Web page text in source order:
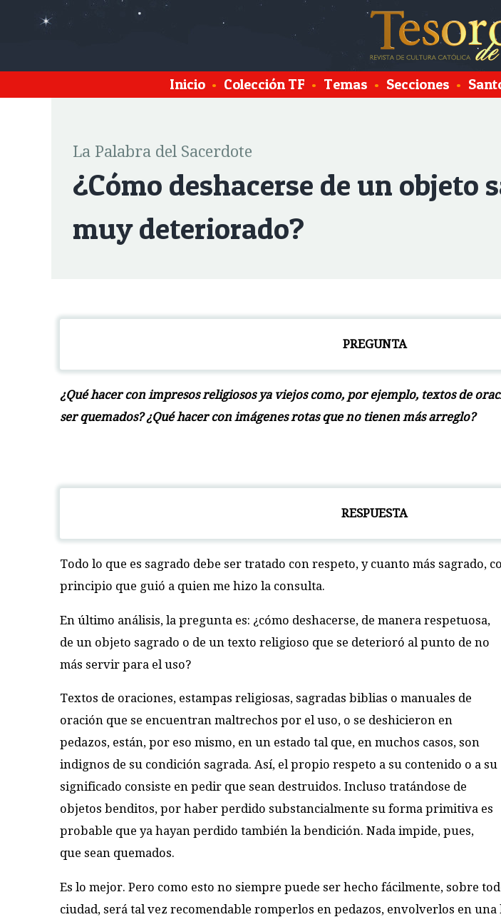
Inicio • Colección TF • Temas • Secciones •
La Palabra del Sacerdote
¿Cómo deshacerse de un
muy deteriorado?
PREGUNTA
¿Qué hacer con impresos religiosos ya viejos como, por ejemplo, textos de
ser quemados? ¿Qué hacer con imágenes rotas que no tienen más arreglo?
RESPUESTA
Todo lo que es sagrado debe ser tratado con respeto, y cuanto más sagrado,
principio que guió a quien me hizo la consulta.
En último análisis, la pregunta es: ¿cómo deshacerse, de manera respetuosa,
de un objeto sagrado o de un texto religioso que se deterioró al punto de no
más servir para el uso?
Textos de oraciones, estampas religiosas, sagradas biblias o manuales de
oración que se encuentran maltrechos por el uso, o se deshicieron en
pedazos, están, por eso mismo, en un estado tal que, en muchos casos, son
indignos de su condición sagrada. Así, el propio respeto a su contenido o a su
significado consiste en pedir que sean destruidos. Incluso tratándose de
objetos benditos, por haber perdido substancialmente su forma primitiva es
probable que ya hayan perdido también la bendición. Nada impide, pues,
que sean quemados.
Es lo mejor. Pero como esto no siempre puede ser hecho fácilmente, sobre
ciudad, será tal vez recomendable romperlos en pedazos, envolverlos en